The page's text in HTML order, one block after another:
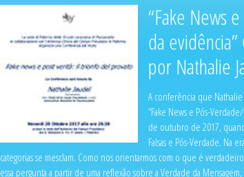
“Fake News
da
por Nathalie
A conferência que
“Fake News e Pós-
de outubro de 2017,
Falsas e Pós-Verdade. Na
categorias se mesclam. Como nos orientarmos com o que é
essa pergunta a partir de uma reflexão sobre a Verdade da